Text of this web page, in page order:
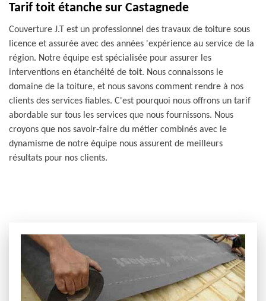
Tarif toit étanche sur Castagnede
Couverture J.T est un professionnel des travaux de toiture sous
licence et assurée avec des années 'expérience au service de la
région. Notre équipe est spécialisée pour assurer les
interventions en étanchéité de toit. Nous connaissons le
domaine de la toiture, et nous savons comment rendre à nos
clients des services fiables. C'est pourquoi nous offrons un tarif
abordable sur tous les services que nous fournissons. Nous
croyons que nos savoir-faire du métier combinés avec le
dynamisme de notre équipe nous assurent de meilleurs
résultats pour nos clients.